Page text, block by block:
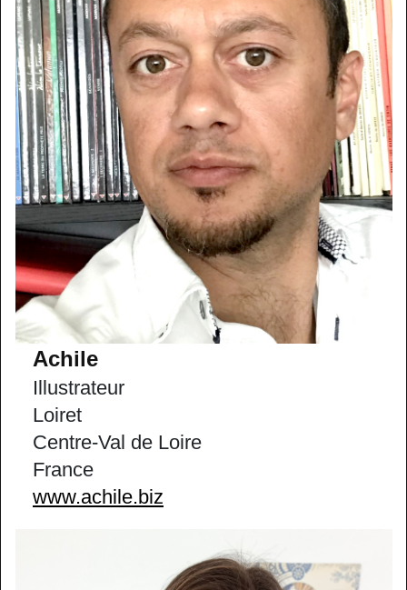
Achile
Illustrateur
Loiret
Centre-Val de Loire
France
www.achile.biz